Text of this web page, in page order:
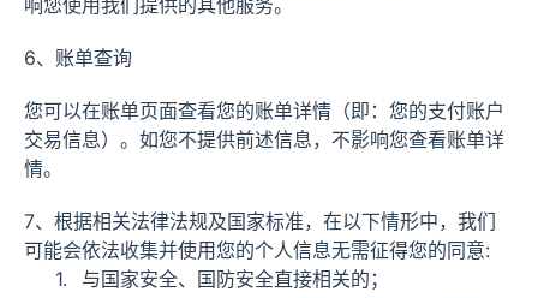
响您使用我们提供的其他服务。
6、账单查询
您可以在账单页面查看您的账单详情（即：您的支付账户
交易信息）。如您不提供前述信息，不影响您查看账单详
情。
7、根据相关法律法规及国家标准，在以下情形中，我们
可能会依法收集并使用您的个人信息无需征得您的同意:
与国家安全、国防安全直接相关的；